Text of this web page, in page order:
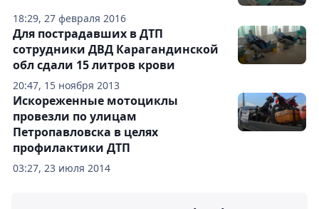
18:29, 27 февраля 2016
20:47, 15 ноября 2013
Для пострадавших в ДТП
сотрудники ДВД Карагандинской
обл сдали 15 литров крови
03:27, 23 июля 2014
Искореженные мотоциклы
провезли по улицам
Петропавловска в целях
профилактики ДТП